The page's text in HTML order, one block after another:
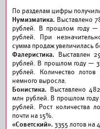
По разделам цифры
Нумизматика. Выставлено
рублей. В прошлом году
рублей. При
сумма продаж увеличилась
Фалеристика. Выставлен
рублей. В прошлом году —
рублей. Количество
немного выросла.
Бонистика. Выставлено
млн рублей. В прошлом
рублей. Рост количества
почти на 15%.
«Советский». 3355 лотов на